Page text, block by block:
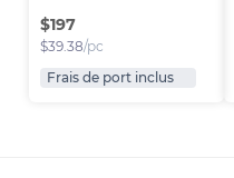
$197
$39.38/pc
Frais de port inclus